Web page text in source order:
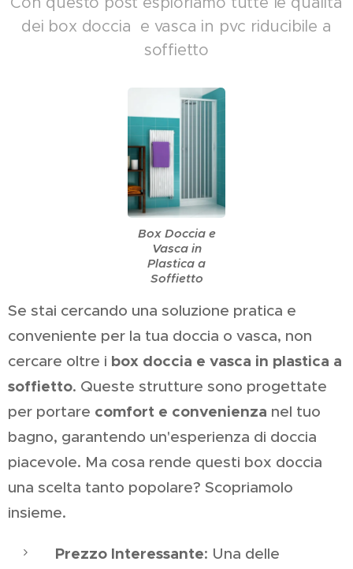
dei box doccia e vasca in pvc riducibile a
soffietto
Box Doccia e
Vasca in
Plastica a
Soffietto
Se stai cercando una soluzione pratica e
conveniente per la tua doccia o vasca, non
cercare oltre i box doccia e vasca in plastica a
soffietto. Queste strutture sono progettate
per portare comfort e convenienza nel tuo
bagno, garantendo un'esperienza di doccia
piacevole. Ma cosa rende questi box doccia
una scelta tanto popolare? Scopriamolo
insieme.
Prezzo Interessante: Una delle